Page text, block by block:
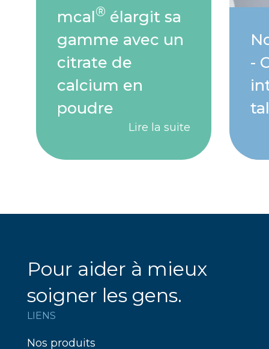
mcal® élargit sa
gamme avec un
citrate de
calcium en
poudre
Lire la suite
-
Pour aider à mieux
soigner les gens.
LIENS
Nos produits